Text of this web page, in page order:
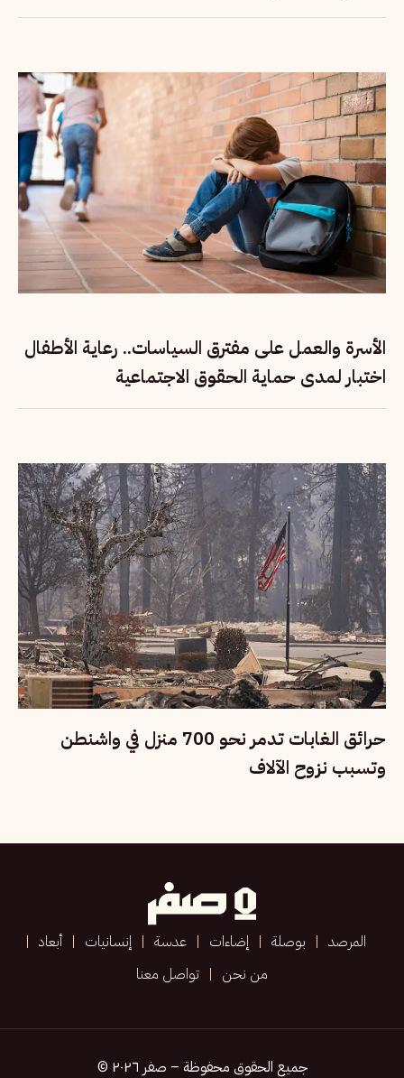
الأسرة والعمل على مفترق السياسات.. رعاية الأطفال
اختبار لمدى حماية الحقوق الاجتماعية
حرائق الغابات تدمر نحو 700 منزل في واشنطن
وتسبب نزوح الآلاف
المرصد بوصلة إضاءات عدسة إنسانيات
أبعاد
من نحن
تواصل معنا
جميع الحقوق محفوظة – صفر ٢٠٢٦ ©